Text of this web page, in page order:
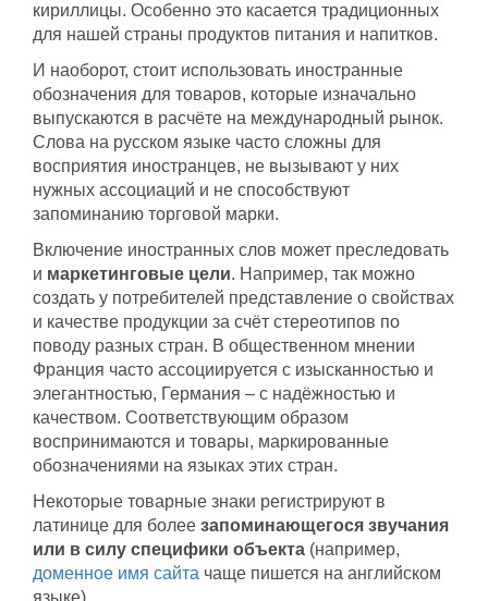
кириллицы. Особенно это касается традиционных
для нашей страны продуктов питания и напитков.
И наоборот, стоит использовать иностранные
обозначения для товаров, которые изначально
выпускаются в расчёте на международный рынок.
Слова на русском языке часто сложны для
восприятия иностранцев, не вызывают у них
нужных ассоциаций и не способствуют
запоминанию торговой марки.
Включение иностранных слов может преследовать
и маркетинговые цели. Например, так можно
создать у потребителей представление о свойствах
и качестве продукции за счёт стереотипов по
поводу разных стран. В общественном мнении
Франция часто ассоциируется с изысканностью и
элегантностью, Германия – с надёжностью и
качеством. Соответствующим образом
воспринимаются и товары, маркированные
обозначениями на языках этих стран.
Некоторые товарные знаки регистрируют в
латинице для более запоминающегося звучания
или в силу специфики объекта (например,
доменное имя сайта чаще пишется на английском